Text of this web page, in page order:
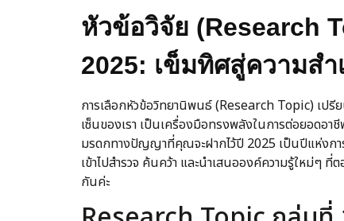
หัวข้อวิจัย (Research
2025: เข็มทิศสู่ความส
การเลือกหัวข้อวิทยานิพนธ์ (Research Topic) เปรีย
เซ็นของเรา เป็นเครื่องมือทรงพลังในการต่อยอด
มรดกทางปัญญาที่คุณจะฝากไว้ปี 2025 เป็นปีแห่งกา
เข้าไปสำรวจ ค้นคว้า และนำเสนอองค์ความรู้ใหม่ๆ
กันค่ะ